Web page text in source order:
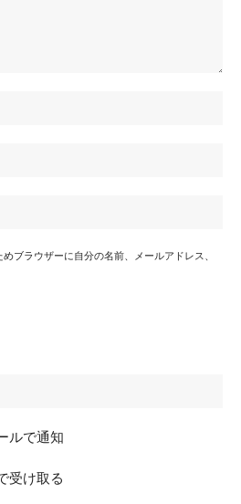
ブラウザーに自分の名前、メールアドレス、
ルで通知
受け取る